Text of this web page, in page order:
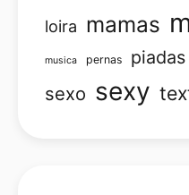
loira mamas
musica pernas piadas
sexo sexy